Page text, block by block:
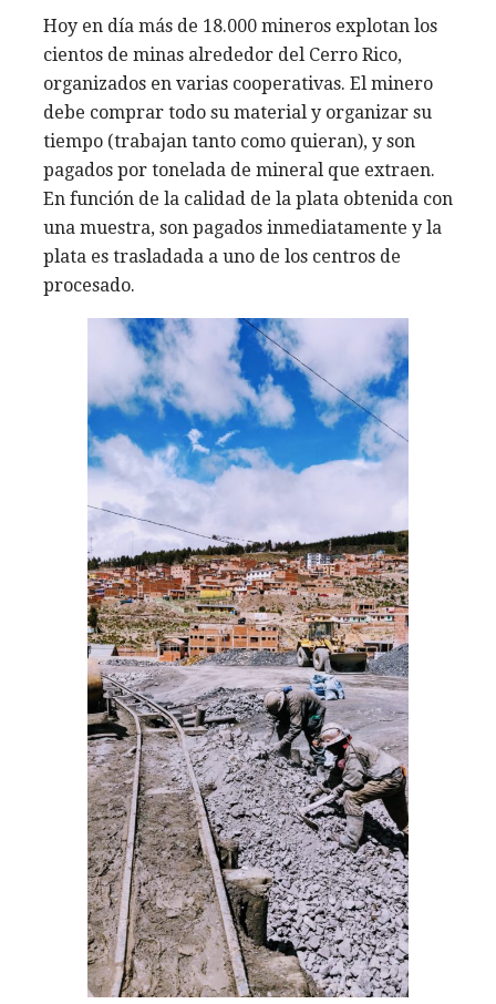
Hoy en día más de 18.000 mineros explotan los
cientos de minas alrededor del Cerro Rico,
organizados en varias cooperativas. El minero
debe comprar todo su material y organizar su
tiempo (trabajan tanto como quieran), y son
pagados por tonelada de mineral que extraen.
En función de la calidad de la plata obtenida con
una muestra, son pagados inmediatamente y la
plata es trasladada a uno de los centros de
procesado.